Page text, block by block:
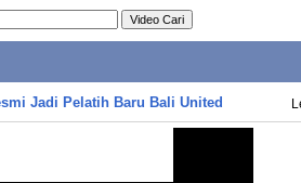
Jadi Pelatih Baru Bali United